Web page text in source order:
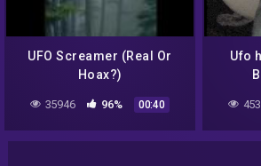
UFO Screamer (Real Or
Hoax?)
35946 96% 00:40
Ufo